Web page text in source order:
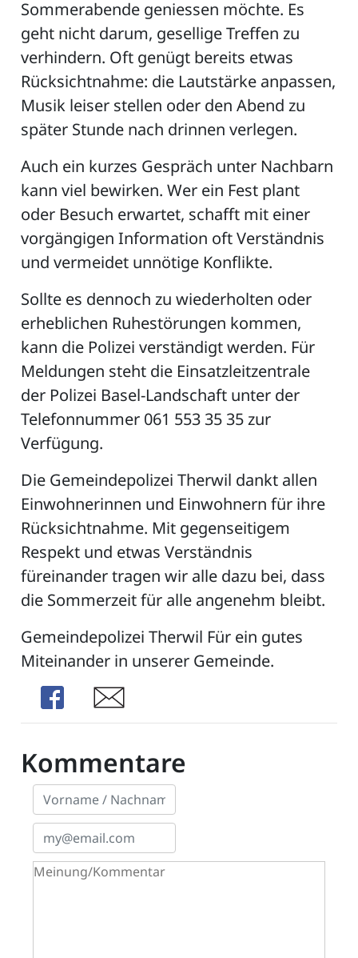
Sommerabende geniessen möchte. Es
geht nicht darum, gesellige Treffen zu
verhindern. Oft genügt bereits etwas
Rücksichtnahme: die Lautstärke anpassen,
Musik leiser stellen oder den Abend zu
später Stunde nach drinnen verlegen.
Auch ein kurzes Gespräch unter Nachbarn
kann viel bewirken. Wer ein Fest plant
oder Besuch erwartet, schafft mit einer
vorgängigen Information oft Verständnis
und vermeidet unnötige Konflikte.
Sollte es dennoch zu wiederholten oder
erheblichen Ruhestörungen kommen,
kann die Polizei verständigt werden. Für
Meldungen steht die Einsatzleitzentrale
der Polizei Basel-Landschaft unter der
Telefonnummer 061 553 35 35 zur
Verfügung.
Die Gemeindepolizei Therwil dankt allen
Einwohnerinnen und Einwohnern für ihre
Rücksichtnahme. Mit gegenseitigem
Respekt und etwas Verständnis
füreinander tragen wir alle dazu bei, dass
die Sommerzeit für alle angenehm bleibt.
Gemeindepolizei Therwil Für ein gutes
Miteinander in unserer Gemeinde.
Share
Share
Kommentare